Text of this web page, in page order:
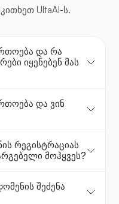
UltaAI-ს.
და რა
იყენებენ მას
და ვინ
რეგისტრაციას
მოჰყვეს?
შეძენა